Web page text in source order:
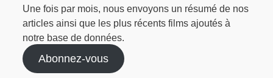
Une fois par mois, nous envoyons un résumé de nos
articles ainsi que les plus récents films ajoutés à
notre base de données.
Abonnez-vous